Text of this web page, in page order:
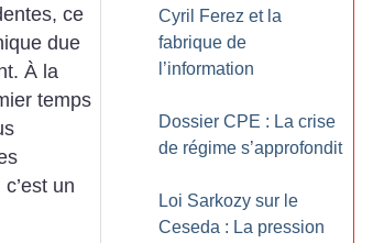
ce
due
À la
temps
un
Cyril Ferez et la
fabrique de
l’information
Dossier CPE : La crise
de régime s’approfondit
Loi Sarkozy sur le
Ceseda : La pression